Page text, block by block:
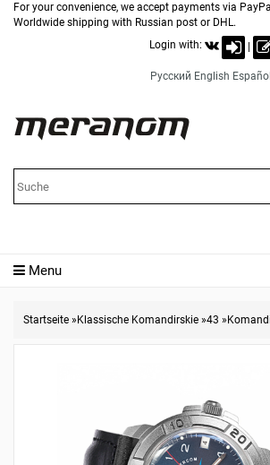
For your convenience, we accept payments via
Worldwide shipping with Russian post or DHL.
Login with:
Русский English Español
Menu
Startseite » Klassische Komandirskie »43 »